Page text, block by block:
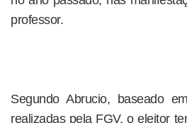
professor.
Segundo Abrucio, baseado
realizadas pela FGV, o eleitor